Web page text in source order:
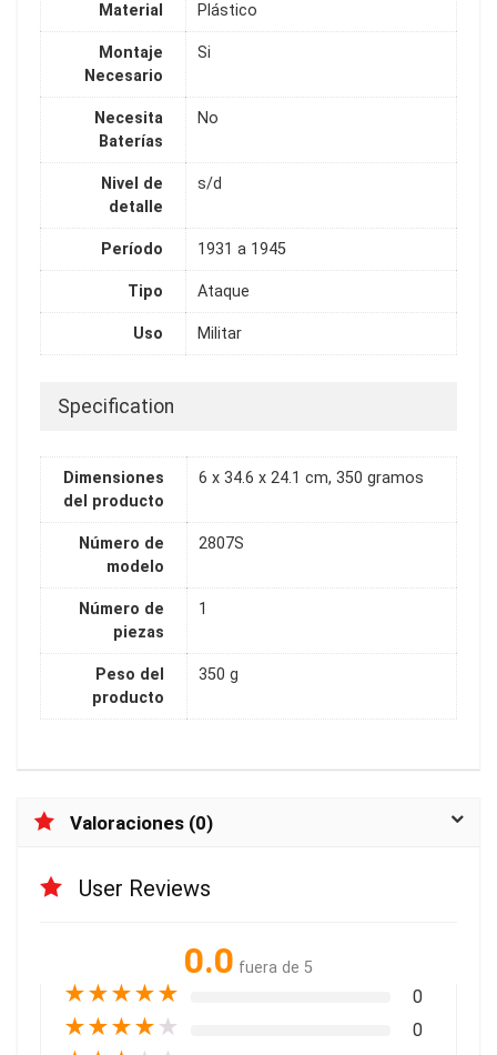
Material Plástico
Montaje
Necesario
Si
Necesita
Baterías
No
Nivel de
detalle
s/d
Período 1931 a 1945
Tipo Ataque
Uso Militar
Specification
Dimensiones
del producto
6 x 34.6 x 24.1 cm, 350 gramos
Número de
modelo
2807S
Número de
piezas
1
Peso del
producto
350 g
Valoraciones (0)
User Reviews
0.0 fuera de 5
★★★★★ 0
★★★★ ★ 0